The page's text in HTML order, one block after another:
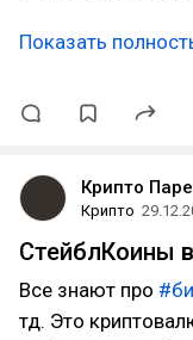
Показать
Крипто
Крипто
СтейблКоины
Все знают про
тд. Это